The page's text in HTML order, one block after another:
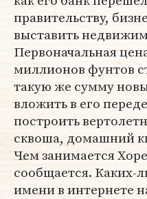
правительству,
выставить
Первоначальная
миллионов фунтов
такую же сумму
вложить в его
построить
сквоша, домашний
Чем занимается
сообщается. Каких-
имени в интернете